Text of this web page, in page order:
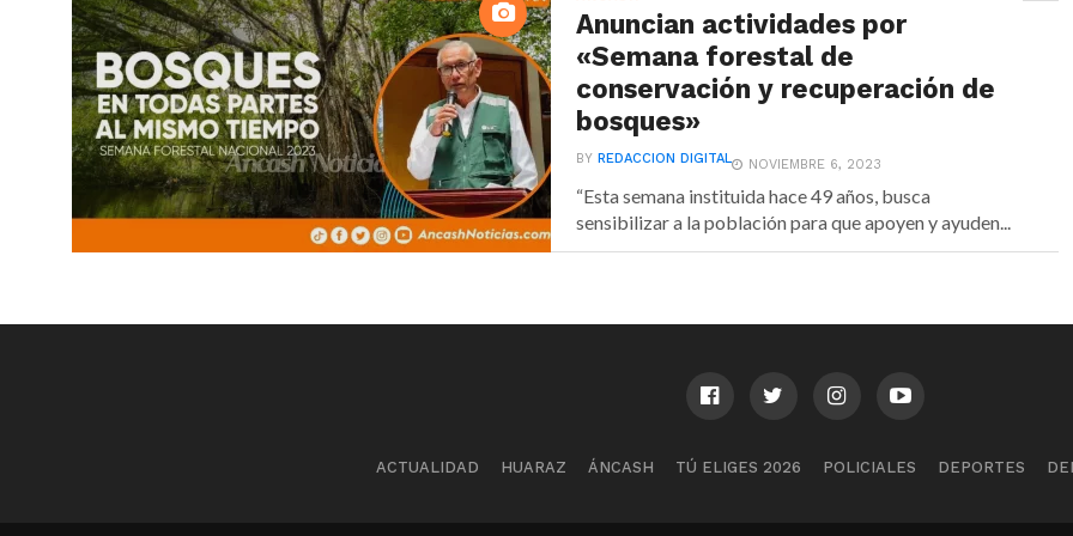
Anuncian actividades por
«Semana forestal de
conservación y recuperación de
bosques»
BYREDACCION DIGITAL NOVIEMBRE 6, 2023
“Esta semana instituida hace 49 años, busca
sensibilizar a la población para que apoyen y ayuden...
ACTUALIDAD HUARAZ ÁNCASH TÚ ELIGES 2026 POLICIALES DEPORTES